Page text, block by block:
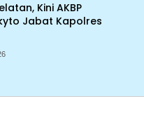
Kini AKBP
Jabat Kapolres